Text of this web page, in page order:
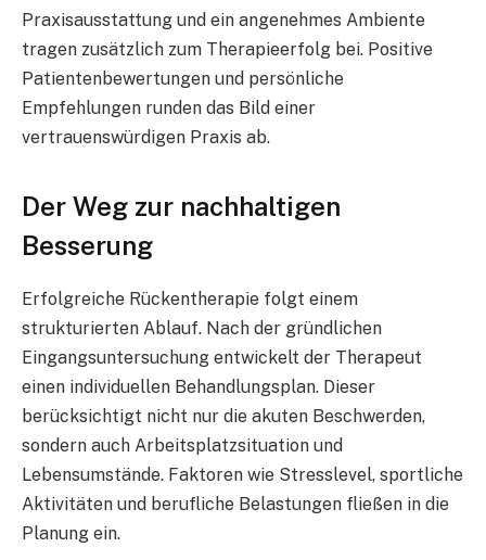
Praxisausstattung und ein angenehmes Ambiente
tragen zusätzlich zum Therapieerfolg bei. Positive
Patientenbewertungen und persönliche
Empfehlungen runden das Bild einer
vertrauenswürdigen Praxis ab.
Der Weg zur nachhaltigen
Besserung
Erfolgreiche Rückentherapie folgt einem
strukturierten Ablauf. Nach der gründlichen
Eingangsuntersuchung entwickelt der Therapeut
einen individuellen Behandlungsplan. Dieser
berücksichtigt nicht nur die akuten Beschwerden,
sondern auch Arbeitsplatzsituation und
Lebensumstände. Faktoren wie Stresslevel, sportliche
Aktivitäten und berufliche Belastungen fließen in die
Planung ein.